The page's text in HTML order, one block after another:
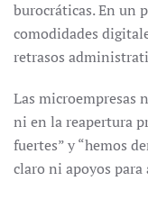
burocráticas. En un
comodidades
retrasos
Las microempresas
ni en la reapertura
fuertes” y “hemos
claro ni apoyos para